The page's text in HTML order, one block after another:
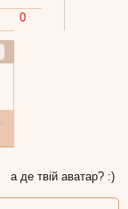
0
а де твій аватар? :)